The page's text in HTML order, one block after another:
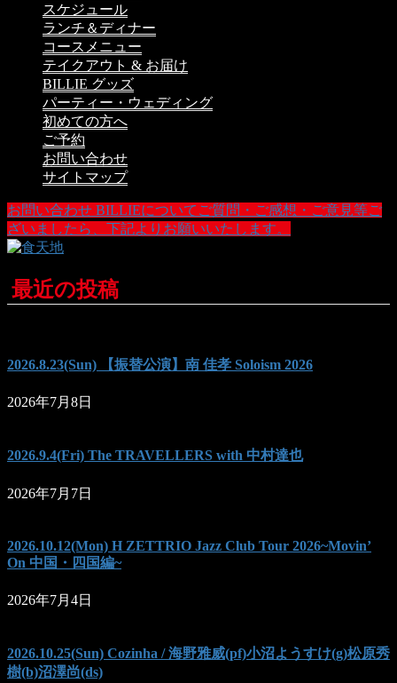
スケジュール
ランチ＆ディナー
コースメニュー
テイクアウト & お届け
BILLIE グッズ
パーティー・ウェディング
初めての方へ
ご予約
お問い合わせ
サイトマップ
お問い合わせ BILLIEについてご質問・ご感想・ご意見等ご
ざいましたら、下記よりお願いいたします。
最近の投稿
2026.8.23(Sun) 【振替公演】南 佳孝 Soloism 2026
2026年7月8日
2026.9.4(Fri) The TRAVELLERS with 中村達也
2026年7月7日
2026.10.12(Mon) H ZETTRIO Jazz Club Tour 2026~Movin’
On 中国・四国編~
2026年7月4日
2026.10.25(Sun) Cozinha / 海野雅威(pf)小沼ようすけ(g)松原秀
樹(b)沼澤尚(ds)